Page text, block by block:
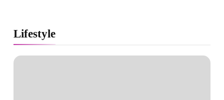
Lifestyle